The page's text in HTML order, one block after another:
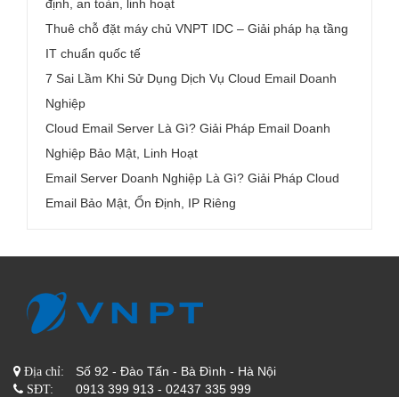
định, an toàn, linh hoạt
Thuê chỗ đặt máy chủ VNPT IDC – Giải pháp hạ tầng
IT chuẩn quốc tế
7 Sai Lầm Khi Sử Dụng Dịch Vụ Cloud Email Doanh
Nghiệp
Cloud Email Server Là Gì? Giải Pháp Email Doanh
Nghiệp Bảo Mật, Linh Hoạt
Email Server Doanh Nghiệp Là Gì? Giải Pháp Cloud
Email Bảo Mật, Ổn Định, IP Riêng
Địa chỉ: Số 92 - Đào Tấn - Bà Đình - Hà Nội
SĐT: 0913 399 913 - 02437 335 999